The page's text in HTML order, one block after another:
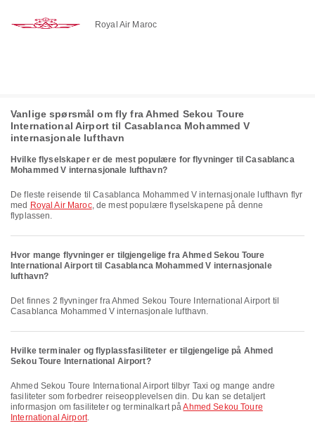
Royal Air Maroc
Vanlige spørsmål om fly fra Ahmed Sekou Toure
International Airport til Casablanca Mohammed V
internasjonale lufthavn
Hvilke flyselskaper er de mest populære for flyvninger til Casablanca
Mohammed V internasjonale lufthavn?
De fleste reisende til Casablanca Mohammed V internasjonale lufthavn flyr
med Royal Air Maroc, de mest populære flyselskapene på denne
flyplassen.
Hvor mange flyvninger er tilgjengelige fra Ahmed Sekou Toure
International Airport til Casablanca Mohammed V internasjonale
lufthavn?
Det finnes 2 flyvninger fra Ahmed Sekou Toure International Airport til
Casablanca Mohammed V internasjonale lufthavn.
Hvilke terminaler og flyplassfasiliteter er tilgjengelige på Ahmed
Sekou Toure International Airport?
Ahmed Sekou Toure International Airport tilbyr Taxi og mange andre
fasiliteter som forbedrer reiseopplevelsen din. Du kan se detaljert
informasjon om fasiliteter og terminalkart påAhmed Sekou Toure
International Airport.